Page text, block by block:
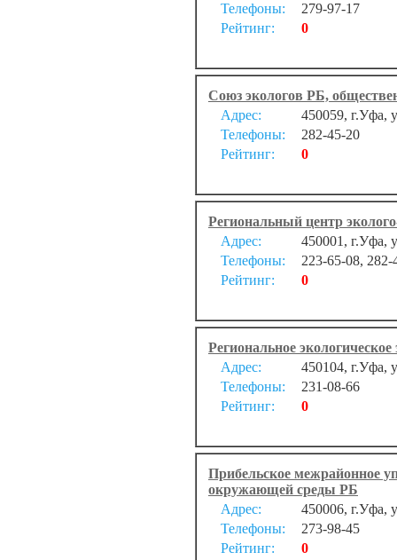
Телефоны:
279-97-17
Рейтинг:
0
Союз экологов РБ,
Адрес:
450059, г.Уфа,
Телефоны:
282-45-20
Рейтинг:
0
Региональный центр
Адрес:
450001, г.Уфа,
Телефоны:
223-65-08,
Рейтинг:
0
Региональное
Адрес:
450104, г.Уфа,
Телефоны:
231-08-66
Рейтинг:
0
Прибельское межрайонное
окружающей среды РБ
Адрес:
450006, г.Уфа,
Телефоны:
273-98-45
Рейтинг:
0